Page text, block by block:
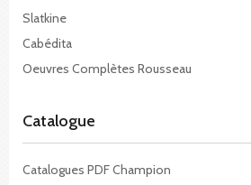
Slatkine
Cabédita
Oeuvres Complètes Rousseau
Catalogue
Catalogues PDF Champion